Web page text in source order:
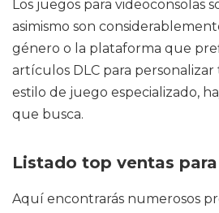
Los juegos para
asimismo son
género o la plataforma que
artículos DLC para
estilo de juego especializado,
que busca.
Listado top ventas
Aquí encontrarás numerosos